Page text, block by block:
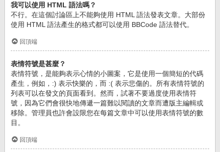
我可以使用 HTML 語法嗎？
不行。在這個討論區上不能夠使用 HTML 語法發表文章。大部份
使用 HTML 語法產生的格式都可以使用 BBCode 語法替代。
回頂端
表情符號是甚麼？
表情符號，是能夠表示心情的小圖案，它是使用一個簡短的代碼
產生，例如，:) 表示快樂的，而 :( 表示悲傷的。所有表情符號的
列表可以在發文的頁面看到。然而，試著不要過度使用表情符
號，因為它們會很快地傳遞一篇難以閱讀的文章而遭版主編輯或
移除。管理員也許會設限您在每篇文章中可以使用表情符號的數
目。
回頂端